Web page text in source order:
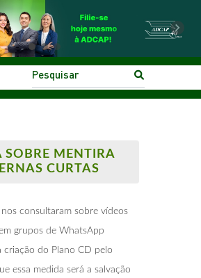
Next
SOBRE MENTIRA
CURTAS
consultaram sobre vídeos
grupos de WhatsApp
criação do Plano CD pelo
essa medida será a salvação